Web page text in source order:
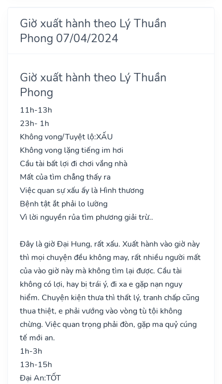
Giờ xuất hành theo Lý Thuần
Phong 07/04/2024
Giờ xuất hành theo Lý Thuần
Phong
11h-13h
23h- 1h
Không vong/Tuyệt lộ:XẤU
Không vong lặng tiếng im hơi
Cầu tài bất lợi đi chơi vắng nhà
Mất của tìm chẳng thấy ra
Việc quan sự xấu ấy là Hình thương
Bệnh tật ắt phải lo lường
Vì lời nguyền rủa tìm phương giải trừ..
Đây là giờ Đại Hung, rất xấu. Xuất hành vào giờ này
thì mọi chuyện đều không may, rất nhiều người mất
của vào giờ này mà không tìm lại được. Cầu tài
không có lợi, hay bị trái ý, đi xa e gặp nạn nguy
hiểm. Chuyện kiện thưa thì thất lý, tranh chấp cũng
thua thiệt, e phải vướng vào vòng tù tội không
chừng. Việc quan trọng phải đòn, gặp ma quỷ cúng
tế mới an.
1h-3h
13h-15h
Đại An:TỐT